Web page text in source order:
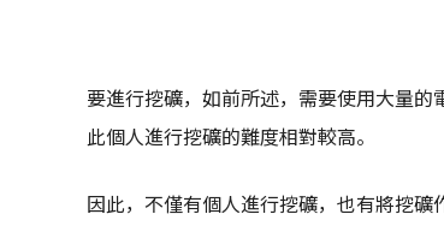
要進行挖礦，如前所述，需要使用大量
此個人進行挖礦的難度相對較高。
因此，不僅有個人進行挖礦，也有將挖礦